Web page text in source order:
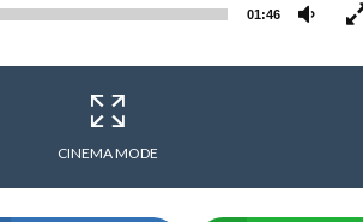
01:46
CINEMA MODE